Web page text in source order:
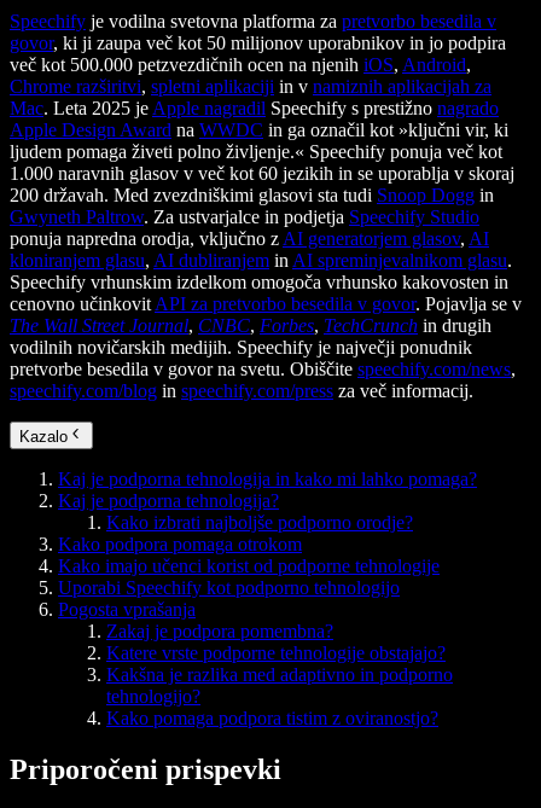
Speechify je vodilna svetovna platforma za pretvorbo besedila v
govor, ki ji zaupa več kot 50 milijonov uporabnikov in jo podpira
več kot 500.000 petzvezdičnih ocen na njenih iOS, Android,
Chrome razširitvi, spletni aplikaciji in v namiznih aplikacijah za
Mac. Leta 2025 je Apple nagradil Speechify s prestižno nagrado
Apple Design Award na WWDC in ga označil kot »ključni vir, ki
ljudem pomaga živeti polno življenje.« Speechify ponuja več kot
1.000 naravnih glasov v več kot 60 jezikih in se uporablja v skoraj
200 državah. Med zvezdniškimi glasovi sta tudi Snoop Dogg in
Gwyneth Paltrow. Za ustvarjalce in podjetja Speechify Studio
ponuja napredna orodja, vključno z AI generatorjem glasov, AI
kloniranjem glasu, AI dubliranjem in AI spreminjevalnikom glasu.
Speechify vrhunskim izdelkom omogoča vrhunsko kakovosten in
cenovno učinkovit API za pretvorbo besedila v govor. Pojavlja se v
The Wall Street Journal, CNBC, Forbes, TechCrunch in drugih
vodilnih novičarskih medijih. Speechify je največji ponudnik
pretvorbe besedila v govor na svetu. Obiščite speechify.com/news,
speechify.com/blog in speechify.com/press za več informacij.
Kazalo
Kaj je podporna tehnologija in kako mi lahko pomaga?
Kaj je podporna tehnologija?
Kako izbrati najboljše podporno orodje?
Kako podpora pomaga otrokom
Kako imajo učenci korist od podporne tehnologije
Uporabi Speechify kot podporno tehnologijo
Pogosta vprašanja
Zakaj je podpora pomembna?
Katere vrste podporne tehnologije obstajajo?
Kakšna je razlika med adaptivno in podporno
tehnologijo?
Kako pomaga podpora tistim z oviranostjo?
Priporočeni prispevki